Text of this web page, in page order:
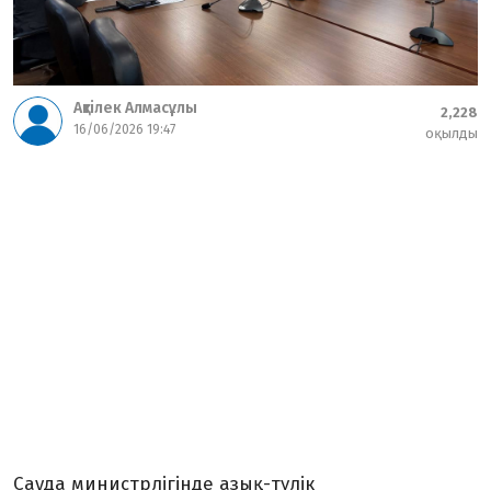
Ақтілек Алмасұлы
16/06/2026 19:47
2,228
оқылды
Сауда министрлігінде азық-түлік